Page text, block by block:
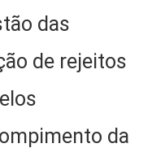
das
de rejeitos
da